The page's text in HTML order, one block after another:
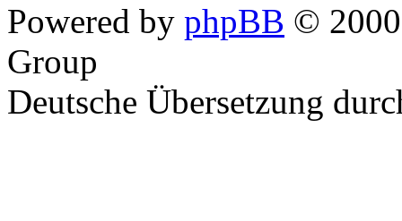
Powered by phpBB ©
Group
Deutsche Übersetzung